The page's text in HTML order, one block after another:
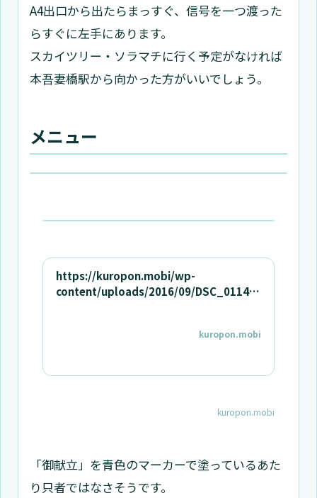
A4出口から出たらまっすぐ、信号を一つ渡った
らすぐに左手にあります。
スカイツリー・ソラマチに行く予定がなければ
本吾妻橋駅から向かった方がいいでしょう。
メニュー
https://kuropon.mobi/wp-
content/uploads/2016/09/DSC_0114.j
kuropon.mobi
kuropon.mobi
「御献立」を青色のマーカーで塗っているあた
り只者ではなさそうです。